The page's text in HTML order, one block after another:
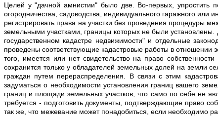
Целей у "дачной амнистии" было две. Во-первых, упростить
огородничества, садоводства, индивидуального гаражного
регистрировать права на участки без проведения процедуры
земельными участками, границы которых не были
государственном кадастре недвижимости" и отдельные
проведены соответствующие кадастровые работы в отношении
того, имеется или нет свидетельство на право
сохранится только у обладателей земельных долей на земли
граждан путем перераспределения. В связи с этим
задуматься о необходимости установления границ вашего
границ и площади земельных участков, что само по себе не
требуется - подготовить документы, подтверждающие право
так же, что межевание может понадобиться, если необходимо